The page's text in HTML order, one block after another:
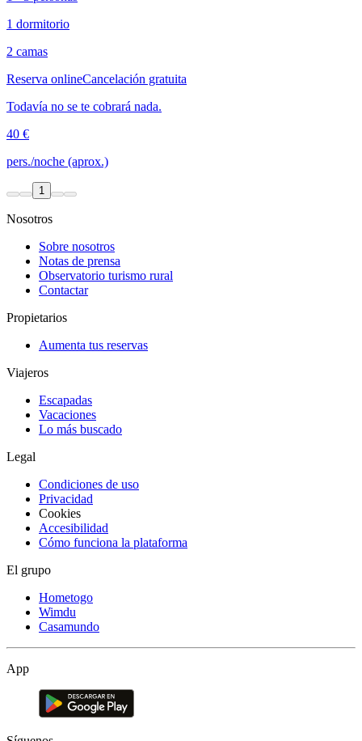
1 dormitorio
2 camas
Reserva onlineCancelación gratuita
Todavía no se te cobrará nada.
40 €
pers./noche (aprox.)
1
Nosotros
Sobre nosotros
Notas de prensa
Observatorio turismo rural
Contactar
Propietarios
Aumenta tus reservas
Viajeros
Escapadas
Vacaciones
Lo más buscado
Legal
Condiciones de uso
Privacidad
Cookies
Accesibilidad
Cómo funciona la plataforma
El grupo
Hometogo
Wimdu
Casamundo
App